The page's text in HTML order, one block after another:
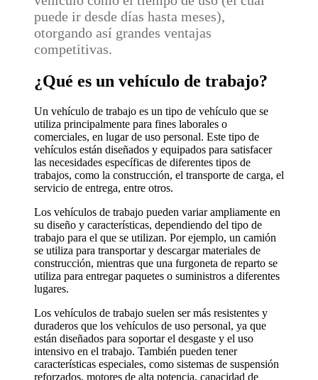
puede ir desde días hasta meses),
otorgando así grandes ventajas
competitivas.
¿Qué es un vehículo de trabajo?
Un vehículo de trabajo es un tipo de vehículo que se
utiliza principalmente para fines laborales o
comerciales, en lugar de uso personal. Este tipo de
vehículos están diseñados y equipados para satisfacer
las necesidades específicas de diferentes tipos de
trabajos, como la construcción, el transporte de carga, el
servicio de entrega, entre otros.
Los vehículos de trabajo pueden variar ampliamente en
su diseño y características, dependiendo del tipo de
trabajo para el que se utilizan. Por ejemplo, un camión
se utiliza para transportar y descargar materiales de
construcción, mientras que una furgoneta de reparto se
utiliza para entregar paquetes o suministros a diferentes
lugares.
Los vehículos de trabajo suelen ser más resistentes y
duraderos que los vehículos de uso personal, ya que
están diseñados para soportar el desgaste y el uso
intensivo en el trabajo. También pueden tener
características especiales, como sistemas de suspensión
reforzados, motores de alta potencia, capacidad de